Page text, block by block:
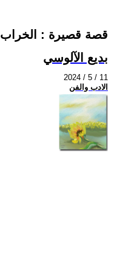
قصة قصيرة : الخراب
بديع الآلوسي
2024 / 5 / 11
الادب والفن